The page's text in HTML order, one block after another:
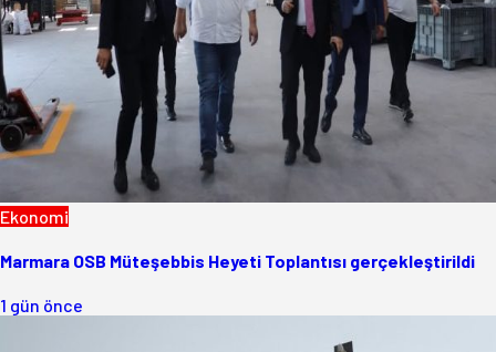
Ekonomi
Marmara OSB Müteşebbis Heyeti Toplantısı gerçekleştirildi
1 gün önce